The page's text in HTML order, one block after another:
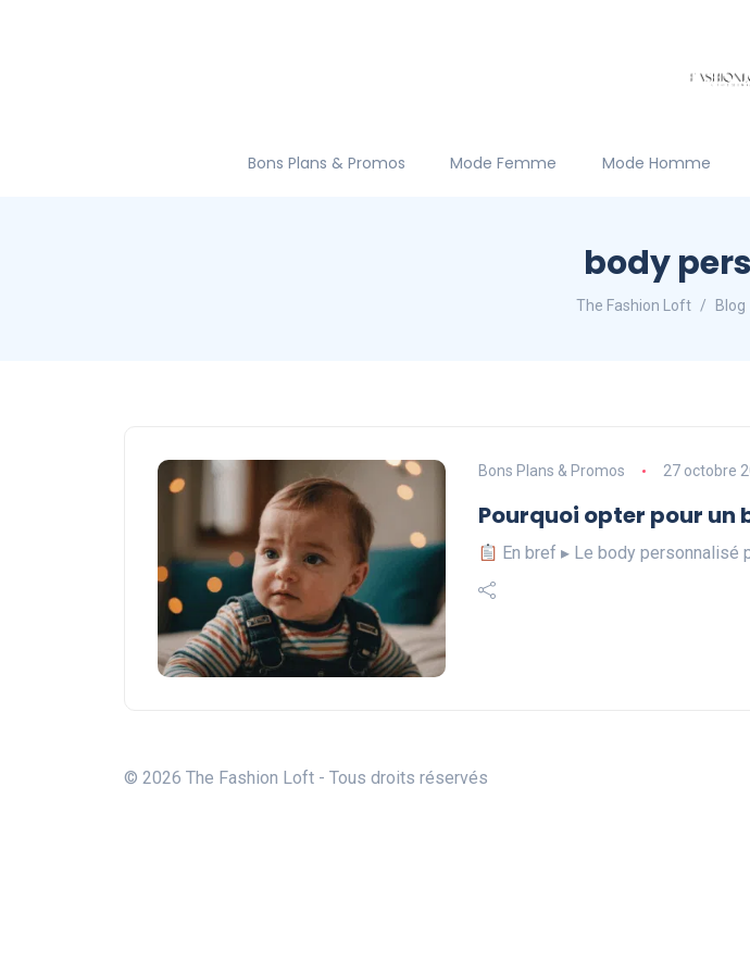
Bons Plans & Promos Mode Femme Mode Homme
body
The Fashion Loft Blog
Bons Plans & Promos 27 octobre
Pourquoi opter pour un
En bref ▸ Le body personnalisé
© 2026 The Fashion Loft - Tous droits réservés